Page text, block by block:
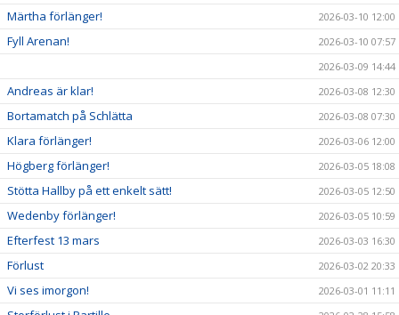
Märtha förlänger! 2026-03-10 12:00
Fyll Arenan!
2026-03-10 07:57
2026-03-09 14:44
Andreas är klar! 2026-03-08 12:30
Bortamatch på Schlätta 2026-03-08 07:30
Klara förlänger! 2026-03-06 12:00
Högberg förlänger! 2026-03-05 18:08
Stötta Hallby på ett enkelt sätt! 2026-03-05 12:50
Wedenby förlänger! 2026-03-05 10:59
Efterfest 13 mars 2026-03-03 16:30
Förlust 2026-03-02 20:33
Vi ses imorgon! 2026-03-01 11:11